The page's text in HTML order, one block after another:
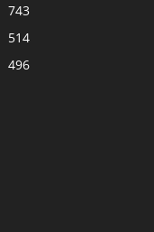
743
514
496